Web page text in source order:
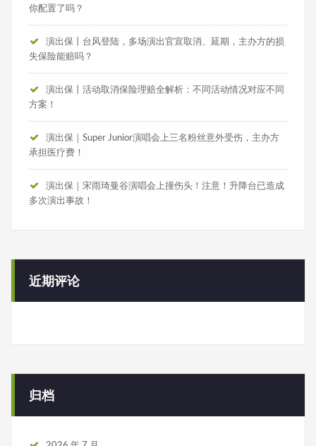
你配置了吗？
演出保丨台风登陆，多场演出官宣取消、延期，主办方的损
失保险能赔吗？
演出保丨活动取消保险理赔全解析：不同活动情况对应不同
方案！
演出保｜Super Junior演唱会上三名粉丝意外受伤，主办方
承担医疗费！
演出保｜宋雨琦曼谷演唱会上撞伤头！注意！升降台已造成
多次演出事故！
近期评论
归档